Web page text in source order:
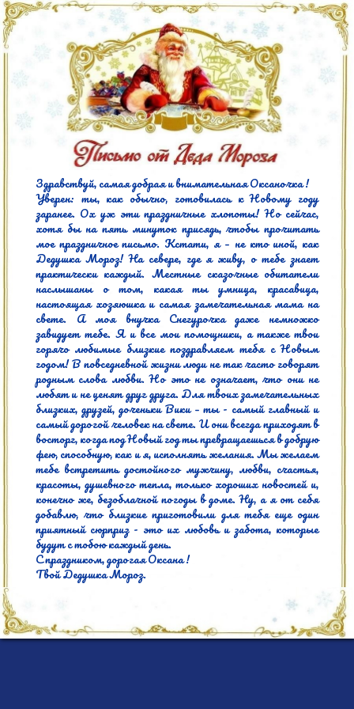
Здравствуй, самая добрая и внимательная Оксаночка !
Уверен: ты, как обычно, готовилась к Новому году
заранее. Ох уж эти праздничные хлопоты! Но сейчас,
хотя бы на пять минуток присядь, чтобы прочитать
мое праздничное письмо. Кстати, я – не кто иной, как
Дедушка Мороз! На севере, где я живу, о тебе знает
практически каждый. Местные сказочные обитатели
наслышаны о том, какая ты умница, красавица,
настоящая хозяюшка и самая замечательная мама на
свете. А моя внучка Снегурочка даже немножко
завидует тебе. Я и все мои помощники, а также твои
горячо любимые близкие поздравляем тебя с Новым
годом! В повседневной жизни люди не так часто говорят
родным слова любви. Но это не означает, что они не
любят и не ценят друг друга. Для твоих замечательных
близких, друзей, доченьки Вики – ты - самый главный и
самый дорогой человек на свете. И они всегда приходят в
восторг, когда под Новый год ты превращаешься в добрую
фею, способную, как и я, исполнять желания. Мы желаем
тебе встретить достойного мужчину, любви, счастья,
красоты, душевного тепла, только хороших новостей и,
конечно же, безоблачной погоды в доме. Ну, а я от себя
добавлю, что близкие приготовили для тебя еще один
приятный сюрприз - это их любовь и забота, которые
будут с тобою каждый день.
С праздником, дорогая Оксана !
Твой Дедушка Мороз.